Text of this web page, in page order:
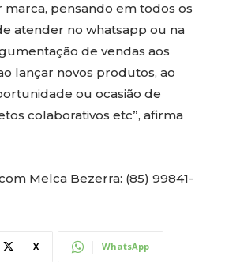
pensando em todos os
atender no whatsapp ou na
de vendas aos
lançar novos produtos, ao
ou ocasião de
colaborativos etc”, afirma
Melca Bezerra: (85) 99841-
X WhatsApp